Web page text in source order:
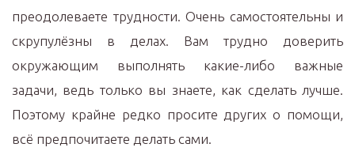
преодолеваете трудности. Очень самостоятельны и
скрупулёзны в делах. Вам трудно доверить
окружающим выполнять какие-либо важные
задачи, ведь только вы знаете, как сделать лучше.
Поэтому крайне редко просите других о помощи,
всё предпочитаете делать сами.